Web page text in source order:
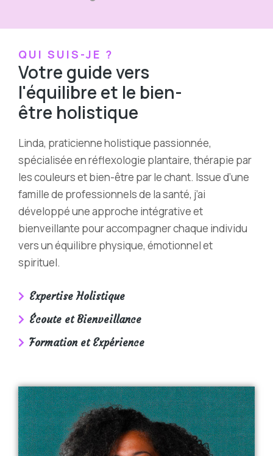
QUI SUIS-JE ?
Votre guide vers
l'équilibre et le bien-
être holistique
Linda, praticienne holistique passionnée,
spécialisée en réflexologie plantaire, thérapie par
les couleurs et bien-être par le chant. Issue d’une
famille de professionnels de la santé, j’ai
développé une approche intégrative et
bienveillante pour accompagner chaque individu
vers un équilibre physique, émotionnel et
spirituel.
Expertise Holistique
Écoute et Bienveillance
Formation et Expérience